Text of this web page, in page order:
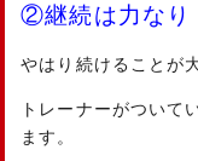
②継続は力なり
やはり続けることが
トレーナーがついて
ます。